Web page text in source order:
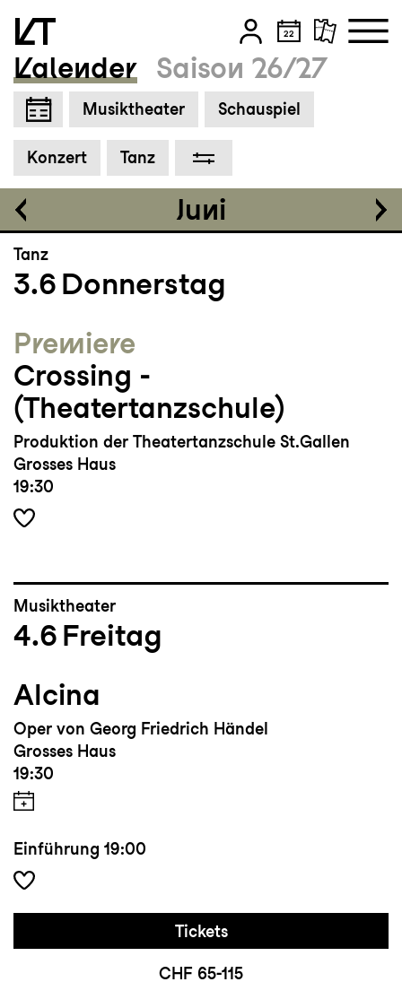
Zum Hauptinhalt springen
Zum Footer springen
Kalender Saison 26/27
Musiktheater Schauspiel
Konzert Tanz
Juni
Grosses Haus
19:30
Tickets
CHF 50-100
Tanz
3.6 Donnerstag
Premiere
Crossing ­
(Theatertanzschule)
Produktion der Theatertanzschule St.Gallen
Grosses Haus
19:30
Musiktheater
4.6 Freitag
Alcina
Oper von Georg Friedrich Händel
Grosses Haus
19:30
Einführung 19:00
Tickets
CHF 65-115